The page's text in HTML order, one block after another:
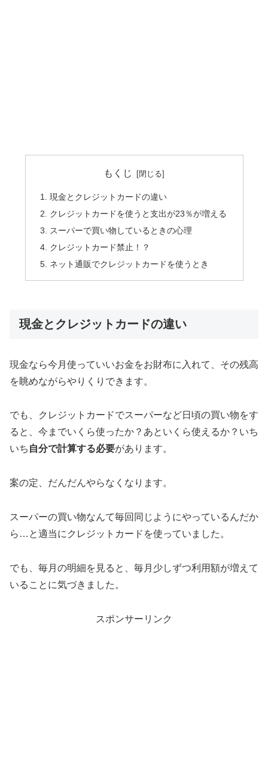
もくじ
現金とクレジットカードの違い
クレジットカードを使うと支出が23％が増える
スーパーで買い物しているときの心理
クレジットカード禁止！？
ネット通販でクレジットカードを使うとき
現金とクレジットカードの違い
現金なら今月使っていいお金をお財布に入れて、その残高
を眺めながらやりくりできます。
でも、クレジットカードでスーパーなど日頃の買い物をす
ると、今までいくら使ったか？あといくら使えるか？いち
いち 自分で計算する必要があります。
案の定、だんだんやらなくなります。
スーパーの買い物なんて毎回同じようにやっているんだか
ら…と適当にクレジットカードを使っていました。
でも、毎月の明細を見ると、毎月少しずつ利用額が増えて
いることに気づきました。
スポンサーリンク